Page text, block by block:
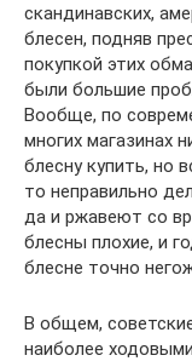
скандинавских,
блесен, подняв
покупкой этих
были большие
Вообще, по
многих магазинах
блесну купить, но
то неправильно
да и ржавеют со
блесны плохие, и
блесне точно
В общем,
наиболее